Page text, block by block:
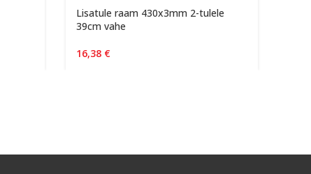
Lisatule raam 430x3mm 2-tulele
39cm vahe
16,38 €